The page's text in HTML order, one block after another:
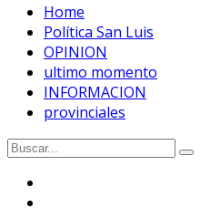
Home
Política San Luis
OPINION
ultimo momento
INFORMACION
provinciales